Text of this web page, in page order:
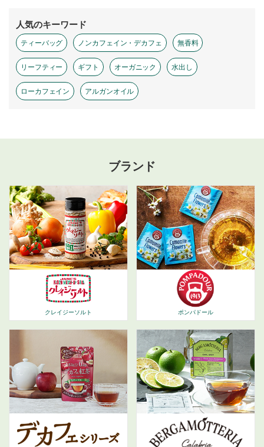
人気のキーワード
ティーバッグ ノンカフェイン・デカフェ 無香料
リーフティー ギフト オーガニック 水出し
ローカフェイン アルガンオイル
ブランド
クレイジーソルト ポンパドール